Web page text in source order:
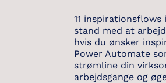
11
stand med at
hvis du ønsker
Power Automate
strømline din
arbejdsgange og